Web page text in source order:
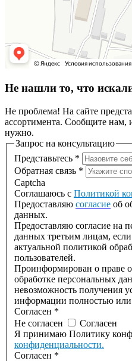
Не нашли то, что
Не проблема! На сайте
ассортимента. Сообщите нам,
нужно.
Запрос на консультацию
Представьтесь *
Обратная связь *
Captcha
Соглашаюсь с Политикой
Предоставляю согласие об
данных.
Предоставляю согласие на
данных третьим лицам,
актуальной политикой
пользователей.
Проинформирован о праве
обработке персональных
невозможность получения
информации полностью или
Согласен *
Не согласен
Согласен
Я принимаю Политику
конфиденциальности.
Согласен *